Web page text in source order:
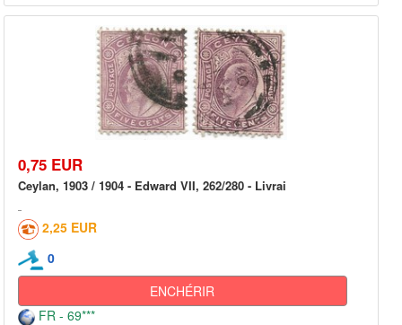
0,75 EUR
Ceylan, 1903 / 1904 - Edward VII, 262/280 - Livrai
2,25 EUR
0
ENCHÉRIR
FR - 69***